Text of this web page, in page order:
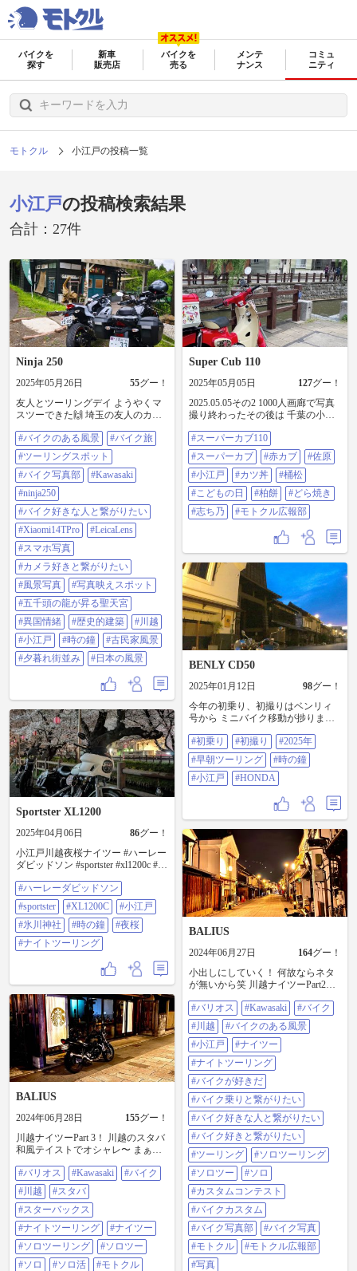
バイクを
探す
新車
販売店
バイクを
売る
メンテ
ナンス
コミュ
ニティ
モトクル 小江戸の投稿一覧
小江戸の投稿検索結果
合計：27件
Ninja 250
2025年05月26日 55グー！
友人とツーリングデイ ようやくマ
スツーできた🙌 埼玉の友人のカフ
リング中に色んな話をし、最高に
充実した一日でした。 また行こう
ねー🤘 #バイクのある風景 #バイク
旅 #ツーリングスポット #バイク写
真部 #Kawasaki #Ninja250 #バイク好
きな人と繋がりたい #Xiaomi14TPro
#LeicaLens #スマホ写真 #カメラ好
きと繋がりたい #風景写真 #写真映
えスポット #五千頭の龍が昇る聖天
宮 #異国情緒 #歴史的建築 #川越 #
小江戸 #時の鐘 #古民家風景 #夕暮
れ街並み #日本の風景
#バイクのある風景
#バイク旅
#ツーリングスポット
#バイク写真部
#Kawasaki
#ninja250
#バイク好きな人と繋がりたい
#Xiaomi14TPro
#LeicaLens
#スマホ写真
#カメラ好きと繋がりたい
#風景写真
#写真映えスポット
#五千頭の龍が昇る聖天宮
#異国情緒
#歴史的建築
#川越
#小江戸
#時の鐘
#古民家風景
#夕暮れ街並み
#日本の風景
Super Cub 110
2025年05月05日 127グー！
2025.05.05その2 1000人画廊で写真
撮り終わったその後は 千葉の小江
した❕ お祭りもやっていたようで、
飲食店はどこも待ち時間がハンパ
なかった🫨 小江戸感のオサレな建
物とオサレな飲食店がたくさん😆
そんななか、オサレカフェではな
く がっつりカツ丼食べて帰ってき
ました🫡 メタメタ美味しかったで
す🫡 あと、今日は5月5日なので 柏
餅買おー って、おもって どら焼き
で有名な志ち乃とゆう和菓子屋さ
今日とカブ活できて良かったです
😆 #スーパーカブ110 #スーパーカ
ブ #赤カブ #佐原#小江戸#カツ丼 #
桶松 #こどもの日#柏餅 #どら焼き#
志ち乃#モトクル広報部
#スーパーカブ110
#スーパーカブ
#赤カブ
#佐原
#小江戸
#カツ丼
#桶松
#こどもの日
#柏餅
#どら焼き
#志ち乃
#モトクル広報部
Sportster XL1200
2025年04月06日 86グー！
小江戸川越夜桜ナイツー #ハーレー
ダビッドソン #sportster #xl1200c #小
イトツーリング
#ハーレーダビッドソン
#sportster
#XL1200C
#小江戸
#氷川神社
#時の鐘
#夜桜
#ナイトツーリング
BENLY CD50
2025年01月12日 98グー！
今年の初乗り、初撮りはベンリィ
号から ミニバイク移動が捗ります
ツーリング #時の鐘 #小江戸
#HONDA
#初乗り #初撮り
#2025年
#早朝ツーリング
#時の鐘
#小江戸
#HONDA
BALIUS
2024年06月28日 155グー！
川越ナイツーPart 3！ 川越のスタバ
和風テイストでオシャレ〜 まぁ入
ﾊ… #バリオス#Kawasaki #バイク#川
越 #スタバ #スターバックス #ナイ
トツーリング #ナイツー #ソロツー
リング #ソロツー #ソロ#ソロ活 #モ
トクル #モトクル広報部 #バイクが
好きだ #バイク写真部 #写真#バイ
ク乗りと繋がりたい #小江戸 #ツー
リングスポット
#バリオス #Kawasaki
#バイク
#川越
#スタバ
#スターバックス
#ナイトツーリング
#ナイツー
#ソロツーリング
#ソロツー
#ソロ
#ソロ活
#モトクル
BALIUS
2024年06月27日 164グー！
小出しにしていく！ 何故ならネタ
が無いから笑 川越ナイツーPart2で
ような写真になっちゃったのでボ
ツかなー… とりあえずPart3までは
出すと思います(*^▽^*) ボツのやつ
は…本当にネタが無い時投下しよ
うかな(⌒-⌒; ) #バリオス#Kawasaki
#バイク#川越#バイクのある風景 #
小江戸 #ナイツー #ナイトツーリン
グ #バイクが好きだ #バイク乗りと
繋がりたい #バイク好きな人と繋が
りたい #バイク好きと繋がりたい #
ツーリング #ソロツーリング #ソロ
ツー #ソロ#カスタムコンテスト #
バイクカスタム #バイク写真部 #バ
イク写真#モトクル #モトクル広報
部 #写真
#バリオス #Kawasaki
#バイク
#川越
#バイクのある風景
#小江戸
#ナイツー
#ナイトツーリング
#バイクが好きだ
#バイク乗りと繋がりたい
#バイク好きな人と繋がりたい
#バイク好きと繋がりたい
#ツーリング
#ソロツーリング
#ソロツー
#ソロ
#カスタムコンテスト
#バイクカスタム
#バイク写真部
#バイク写真
#モトクル
#モトクル広報部
#写真